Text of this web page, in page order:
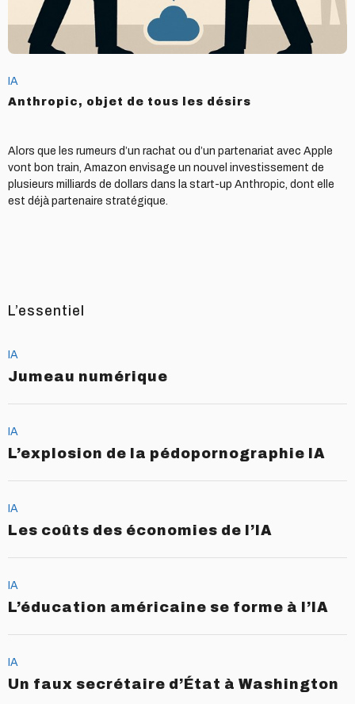
IA
Anthropic, objet de tous les désirs
Alors que les rumeurs d’un rachat ou d’un partenariat avec Apple
vont bon train, Amazon envisage un nouvel investissement de
plusieurs milliards de dollars dans la start-up Anthropic, dont elle
est déjà partenaire stratégique.
L’essentiel
IA
Jumeau numérique
IA
L’explosion de la pédopornographie IA
IA
Les coûts des économies de l’IA
IA
L’éducation américaine se forme à l’IA
IA
Un faux secrétaire d’État à Washington